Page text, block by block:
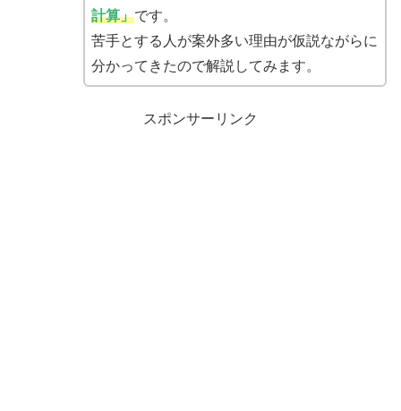
計算」です。
苦手とする人が案外多い理由が仮説ながらに
分かってきたので解説してみます。
スポンサーリンク